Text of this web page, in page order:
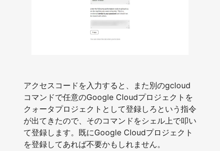
アクセスコードを入力すると、また別のgcloud
コマンドで任意のGoogle Cloudプロジェクトを
クォータプロジェクトとして登録しろという指令
が出てきたので、そのコマンドをシェル上で叩い
て登録します。既にGoogle Cloudプロジェクト
を登録してあれば不要かもしれません。